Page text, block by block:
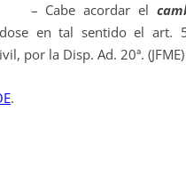
acordar el
en tal sentido el art.
por la Disp. Ad. 20ª. (JFME)
.